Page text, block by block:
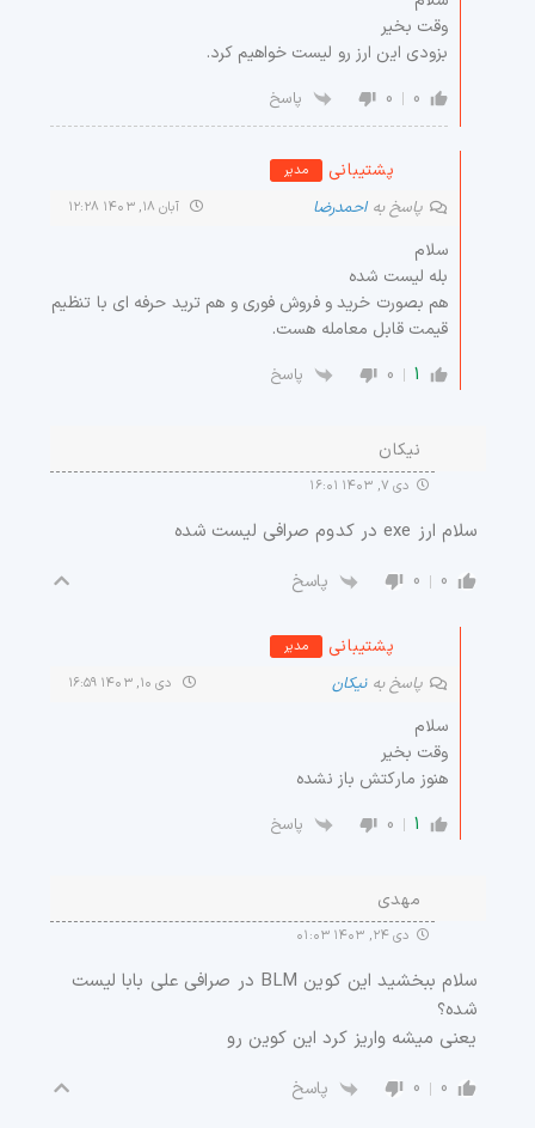
وقت بخیر
بزودی این ارز رو لیست خواهیم کرد.
0
0 پاسخ
پشتیبانی مدیر
پاسخ بهاحمدرضا آبان ۱۸, ۱۴۰۳ ۱۲:۲۸
سلام
بله لیست شده
هم بصورت خرید و فروش فوری و هم ترید حرفه ای با تنظیم
قیمت قابل معامله هست.
1
0 پاسخ
نیکان
دی ۷, ۱۴۰۳ ۱۶:۰۱
سلام ارز exe در کدوم صرافی لیست شده
0
0 پاسخ
پشتیبانی مدیر
پاسخ بهنیکان دی ۱۰, ۱۴۰۳ ۱۶:۵۹
سلام
وقت بخیر
هنوز مارکتش باز نشده
1
0 پاسخ
مهدی
دی ۲۴, ۱۴۰۳ ۰۱:۰۳
سلام ببخشید این کوین BLM در صرافی علی بابا لیست
شده؟
یعنی میشه واریز کرد این کوین رو
0
0 پاسخ